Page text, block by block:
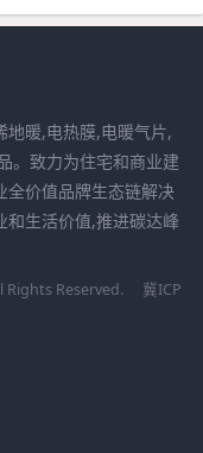
地暖,电热膜,电暖气片,
。致力为住宅和商业建
全价值品牌生态链解决
和生活价值,推进碳达峰
Reserved.
冀ICP